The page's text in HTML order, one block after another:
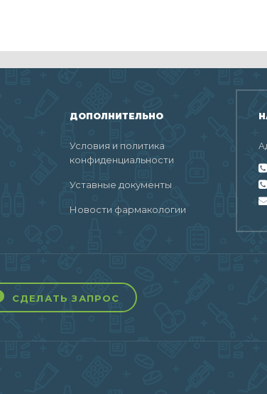
ДОПОЛНИТЕЛЬНО
Условия и политика
конфиденциальности
Уставные документы
Новости фармакологии
СДЕЛАТЬ ЗАПРОС